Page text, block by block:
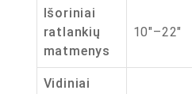
Išoriniai
ratlankių
matmenys
10″–22″
Vidiniai